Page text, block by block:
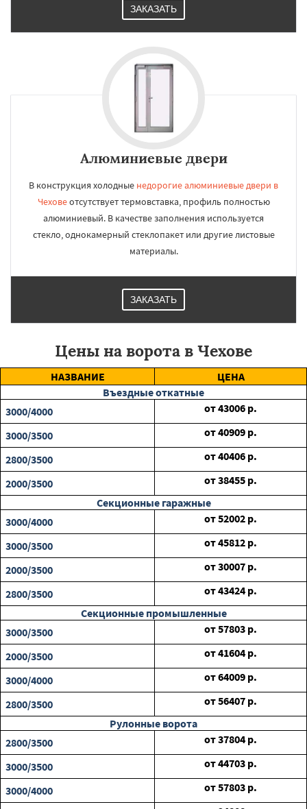
ЗАКАЗАТЬ
Алюминиевые двери
В конструкция холодные недорогие алюминиевые двери в
Чеховеотсутствует термовставка, профиль полностью
алюминиевый. В качестве заполнения используется
стекло, однокамерный стеклопакет или другие листовые
материалы.
ЗАКАЗАТЬ
Цены на ворота в Чехове
НАЗВАНИЕ
ЦЕНА
Въездные откатные
3000/4000
от43006 р.
3000/3500
от40909 р.
2800/3500
от40406 р.
2000/3500
от38455 р.
Секционные гаражные
3000/4000
от52002 р.
3000/3500
от45812 р.
2000/3500
от30007 р.
2800/3500
от43424 р.
Секционные промышленные
3000/3500
от57803 р.
2000/3500
от41604 р.
3000/4000
от64009 р.
2800/3500
от56407 р.
Рулонные ворота
2800/3500
от37804 р.
3000/3500
от44703 р.
3000/4000
от57803 р.